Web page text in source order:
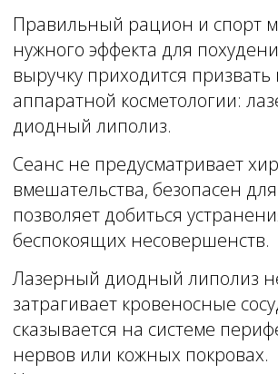
Лазер Luxmaster Slim использует холодовую
терапию и может воздействовать на 10
участков тела, сокращая жировые клетки, не
разрушая и не причиняя им вреда. Затем
жир расходуется в виде энергии и
лимфатическую систему организма в
сочетании с физическими упражнениями и
достаточным потреблением воды.
существенным и заметным.
Записаться